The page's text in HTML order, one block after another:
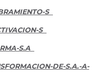
S
S
S.A
DE-S.A.-A-